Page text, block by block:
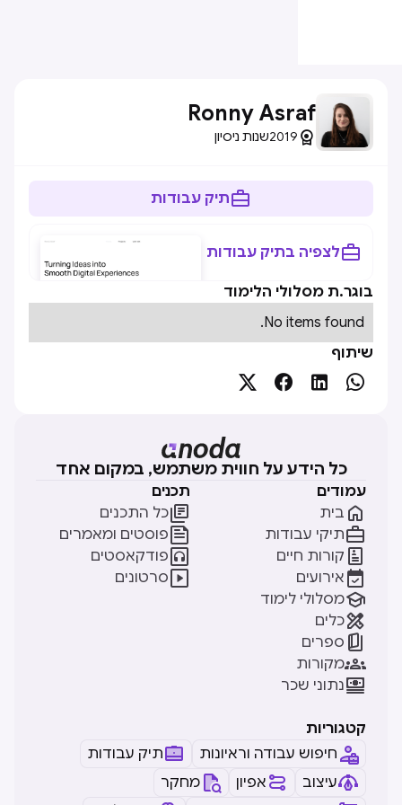
Ronny Asraf

2019שנות ניסיון
תיק עבודות
לצפיה בתיק עבודות
בוגר.ת מסלולי הלימוד
No items found.
שיתוף




כל הידע על חווית משתמש, במקום אחד
עמודים
בית 
תיקי עבודות
קורות חיים 
אירועים 
מסלולי לימוד
כלים
ספרים 
מקורות
נתוני שכר
תכנים
כל התכנים
פוסטים ומאמרים
פודקאסטים
סרטונים
קטגוריות
חיפוש עבודה וראיונות
תיק עבודות
עיצוב
אפיון
מחקר